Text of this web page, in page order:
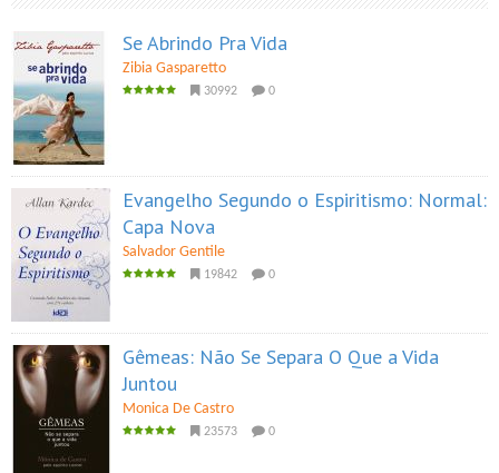
Se Abrindo Pra Vida
Zibia Gasparetto
30992 0
Evangelho Segundo o Espiritismo: Normal:
Capa Nova
Salvador Gentile
19842 0
Gêmeas: Não Se Separa O Que a Vida
Juntou
Monica De Castro
23573 0